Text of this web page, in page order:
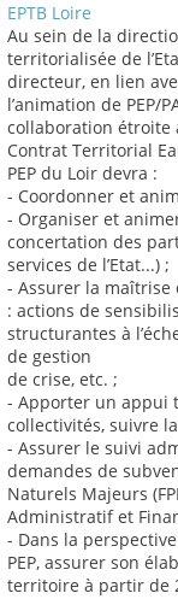
EPTB Loire
Au sein de la
territorialisée de
directeur, en lien
l’animation de PEP/
collaboration étroite
Contrat Territorial
PEP du Loir devra :
- Coordonner et
- Organiser et
concertation des
services de l’Etat...) ;
- Assurer la maîtrise
: actions de
structurantes à
de gestion
de crise, etc. ;
- Apporter un appui
collectivités, suivre
- Assurer le suivi
demandes de
Naturels Majeurs
Administratif et
- Dans la
PEP, assurer son
territoire à partir de